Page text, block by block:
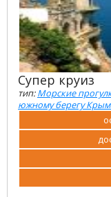
Супер круиз
тип:Морские
южному берегу